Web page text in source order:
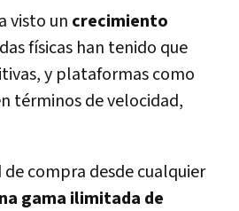
visto un crecimiento
físicas han tenido que
y plataformas como
términos de velocidad,
compra desde cualquier
gama ilimitada de